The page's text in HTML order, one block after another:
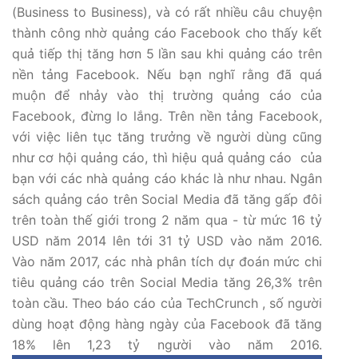
(Business to Business), và có rất nhiều câu chuyện
thành công nhờ quảng cáo Facebook cho thấy kết
quả tiếp thị tăng hơn 5 lần sau khi quảng cáo trên
nền tảng Facebook. Nếu bạn nghĩ rằng đã quá
muộn để nhảy vào thị trường quảng cáo của
Facebook, đừng lo lắng. Trên nền tảng Facebook,
với việc liên tục tăng trưởng về người dùng cũng
như cơ hội quảng cáo, thì hiệu quả quảng cáo của
bạn với các nhà quảng cáo khác là như nhau. Ngân
sách quảng cáo trên Social Media đã tăng gấp đôi
trên toàn thế giới trong 2 năm qua - từ mức 16 tỷ
USD năm 2014 lên tới 31 tỷ USD vào năm 2016.
Vào năm 2017, các nhà phân tích dự đoán mức chi
tiêu quảng cáo trên Social Media tăng 26,3% trên
toàn cầu. Theo báo cáo của TechCrunch , số người
dùng hoạt động hàng ngày của Facebook đã tăng
18% lên 1,23 tỷ người vào năm 2016.